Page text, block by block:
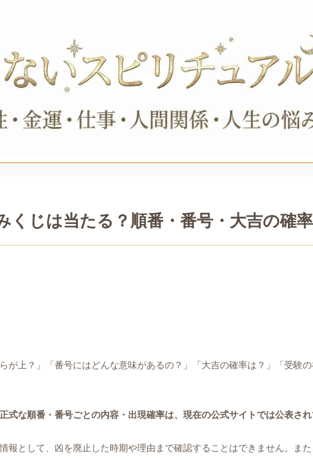
くじは当たる？順番・番号・大吉の確
が上？」「番号にはどんな意味があるの？」「大吉の確率は？」「受験
式な順番・番号ごとの内容・出現確率は、現在の公式サイトでは公表され
報として、凶を廃止した時期や理由まで確認することはできません。ま